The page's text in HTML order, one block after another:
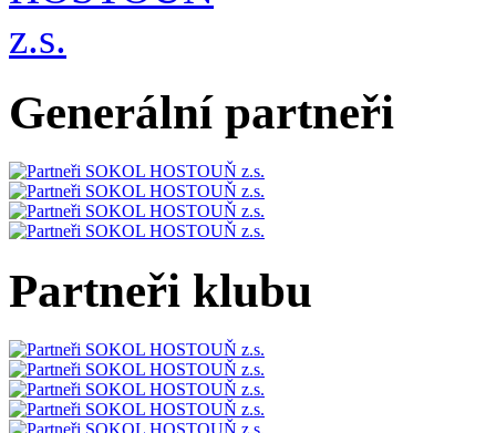
Generální partneři
Partneři klubu